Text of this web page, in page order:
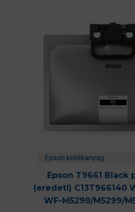
Epson kellékanyag
Epson T9661 Black
(eredeti) C13T966140
WF-M5298/M5299/